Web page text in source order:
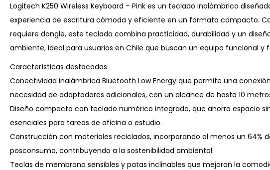
Logitech K250 Wireless Keyboard – Pink es un teclado inalámbrico
experiencia de escritura cómoda y eficiente en un formato compacto.
requiere dongle, este teclado combina practicidad, durabilidad y un
ambiente, ideal para usuarios en Chile que buscan un equipo funcional y
Características destacadas
Conectividad inalámbrica Bluetooth Low Energy que permite una
necesidad de adaptadores adicionales, con un alcance de hasta 10
Diseño compacto con teclado numérico integrado, que ahorra espacio
esenciales para tareas de oficina o estudio.
Construcción con materiales reciclados, incorporando al menos un 64%
posconsumo, contribuyendo a la sostenibilidad ambiental.
Teclas de membrana sensibles y patas inclinables que mejoran la